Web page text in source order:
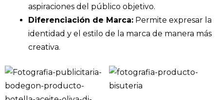
aspiraciones del público objetivo.​
Diferenciación de Marca: Permite expresar la
identidad y el estilo de la marca de manera más
creativa.​